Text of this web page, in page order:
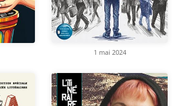
1 mai 2024